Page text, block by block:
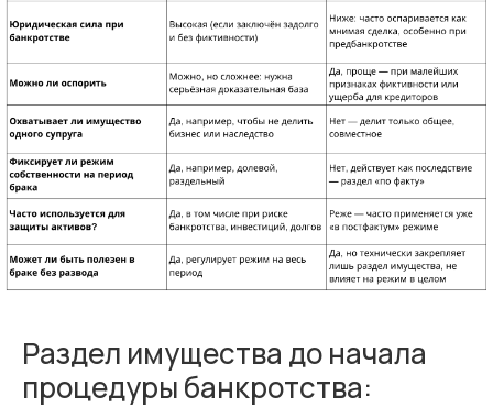
Раздел имущества до начала
процедуры банкротства: